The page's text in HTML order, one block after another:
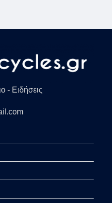
- Ειδήσεις